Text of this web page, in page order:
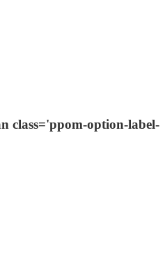
class='ppom-option-label-